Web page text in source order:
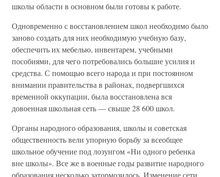
школы области в основном были готовы к работе.
Одновременно с восстановлением школ необходимо было
заново создать для них необходимую учебную базу,
обеспечить их мебелью, инвентарем, учебными
пособиями, для чего потребовались большие усилия и
средства. С помощью всего народа и при постоянном
внимании правительства в районах, подвергшихся
временной оккупации, была восстановлена вся
довоенная школьная сеть — свыше 28 600 школ.
Органы народного образования, школы и советская
общественность вели упорную борьбу за всеобщее
школьное обучение под лозунгом «Ни одного ребенка
вне школы». Все же в военные годы развитие народного
образования несколько затормозилось. Изменение сети